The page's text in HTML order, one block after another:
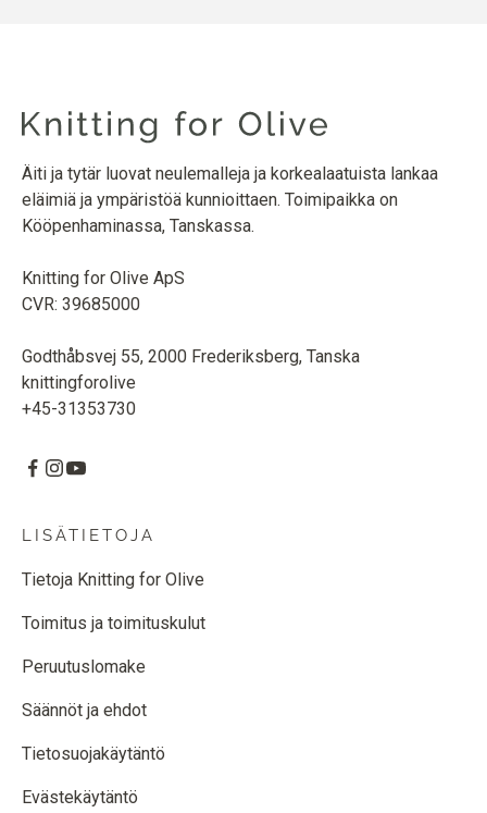
Äiti ja tytär luovat neulemalleja ja korkealaatuista lankaa
eläimiä ja ympäristöä kunnioittaen. Toimipaikka on
Kööpenhaminassa, Tanskassa.
Knitting for Olive ApS
CVR: 39685000
Godthåbsvej 55, 2000 Frederiksberg, Tanska
knittingforolive
+45-31353730
LISÄTIETOJA
Tietoja Knitting for Olive
Toimitus ja toimituskulut
Peruutuslomake
Säännöt ja ehdot
Tietosuojakäytäntö
Evästekäytäntö